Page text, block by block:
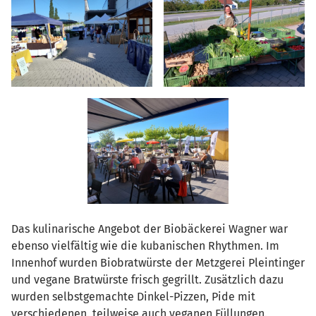
Das kulinarische Angebot der Biobäckerei Wagner war
ebenso vielfältig wie die kubanischen Rhythmen. Im
Innenhof wurden Biobratwürste der Metzgerei Pleintinger
und vegane Bratwürste frisch gegrillt. Zusätzlich dazu
wurden selbstgemachte Dinkel-Pizzen, Pide mit